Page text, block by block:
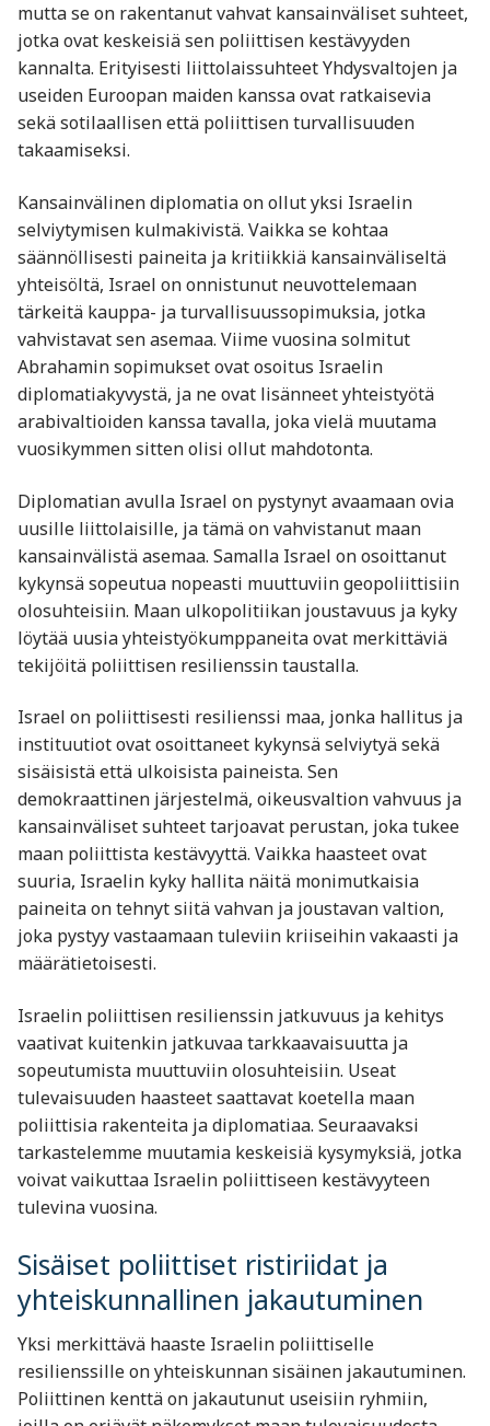
mutta se on rakentanut vahvat kansainväliset suhteet,
jotka ovat keskeisiä sen poliittisen kestävyyden
kannalta. Erityisesti liittolaissuhteet Yhdysvaltojen ja
useiden Euroopan maiden kanssa ovat ratkaisevia
sekä sotilaallisen että poliittisen turvallisuuden
takaamiseksi.
Kansainvälinen diplomatia on ollut yksi Israelin
selviytymisen kulmakivistä. Vaikka se kohtaa
säännöllisesti paineita ja kritiikkiä kansainväliseltä
yhteisöltä, Israel on onnistunut neuvottelemaan
tärkeitä kauppa- ja turvallisuussopimuksia, jotka
vahvistavat sen asemaa. Viime vuosina solmitut
Abrahamin sopimukset ovat osoitus Israelin
diplomatiakyvystä, ja ne ovat lisänneet yhteistyötä
arabivaltioiden kanssa tavalla, joka vielä muutama
vuosikymmen sitten olisi ollut mahdotonta.
Diplomatian avulla Israel on pystynyt avaamaan ovia
uusille liittolaisille, ja tämä on vahvistanut maan
kansainvälistä asemaa. Samalla Israel on osoittanut
kykynsä sopeutua nopeasti muuttuviin geopoliittisiin
olosuhteisiin. Maan ulkopolitiikan joustavuus ja kyky
löytää uusia yhteistyökumppaneita ovat merkittäviä
tekijöitä poliittisen resilienssin taustalla.
Israel on poliittisesti resilienssi maa, jonka hallitus ja
instituutiot ovat osoittaneet kykynsä selviytyä sekä
sisäisistä että ulkoisista paineista. Sen
demokraattinen järjestelmä, oikeusvaltion vahvuus ja
kansainväliset suhteet tarjoavat perustan, joka tukee
maan poliittista kestävyyttä. Vaikka haasteet ovat
suuria, Israelin kyky hallita näitä monimutkaisia
paineita on tehnyt siitä vahvan ja joustavan valtion,
joka pystyy vastaamaan tuleviin kriiseihin vakaasti ja
määrätietoisesti.
Israelin poliittisen resilienssin jatkuvuus ja kehitys
vaativat kuitenkin jatkuvaa tarkkaavaisuutta ja
sopeutumista muuttuviin olosuhteisiin. Useat
tulevaisuuden haasteet saattavat koetella maan
poliittisia rakenteita ja diplomatiaa. Seuraavaksi
tarkastelemme muutamia keskeisiä kysymyksiä, jotka
voivat vaikuttaa Israelin poliittiseen kestävyyteen
tulevina vuosina.
Sisäiset poliittiset ristiriidat ja
yhteiskunnallinen jakautuminen
Yksi merkittävä haaste Israelin poliittiselle
resilienssille on yhteiskunnan sisäinen jakautuminen.
Poliittinen kenttä on jakautunut useisiin ryhmiin,